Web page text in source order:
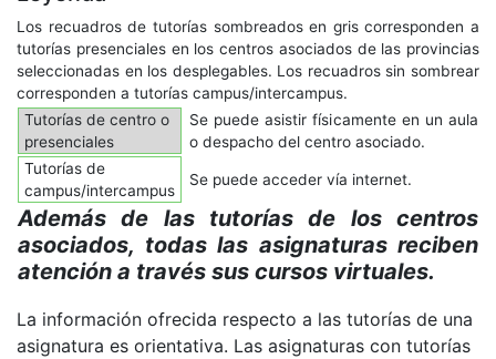
Los recuadros de tutorías sombreados en gris corresponden a
tutorías presenciales en los centros asociados de las provincias
seleccionadas en los desplegables. Los recuadros sin sombrear
corresponden a tutorías campus/intercampus.
Tutorías de centro o
presenciales
Se puede asistir físicamente en un aula
o despacho del centro asociado.
Tutorías de
campus/intercampus
Se puede acceder vía internet.
Además de las tutorías de los centros
asociados, todas las asignaturas reciben
atención a través sus cursos virtuales.
La información ofrecida respecto a las tutorías de una
asignatura es orientativa. Las asignaturas con tutorías